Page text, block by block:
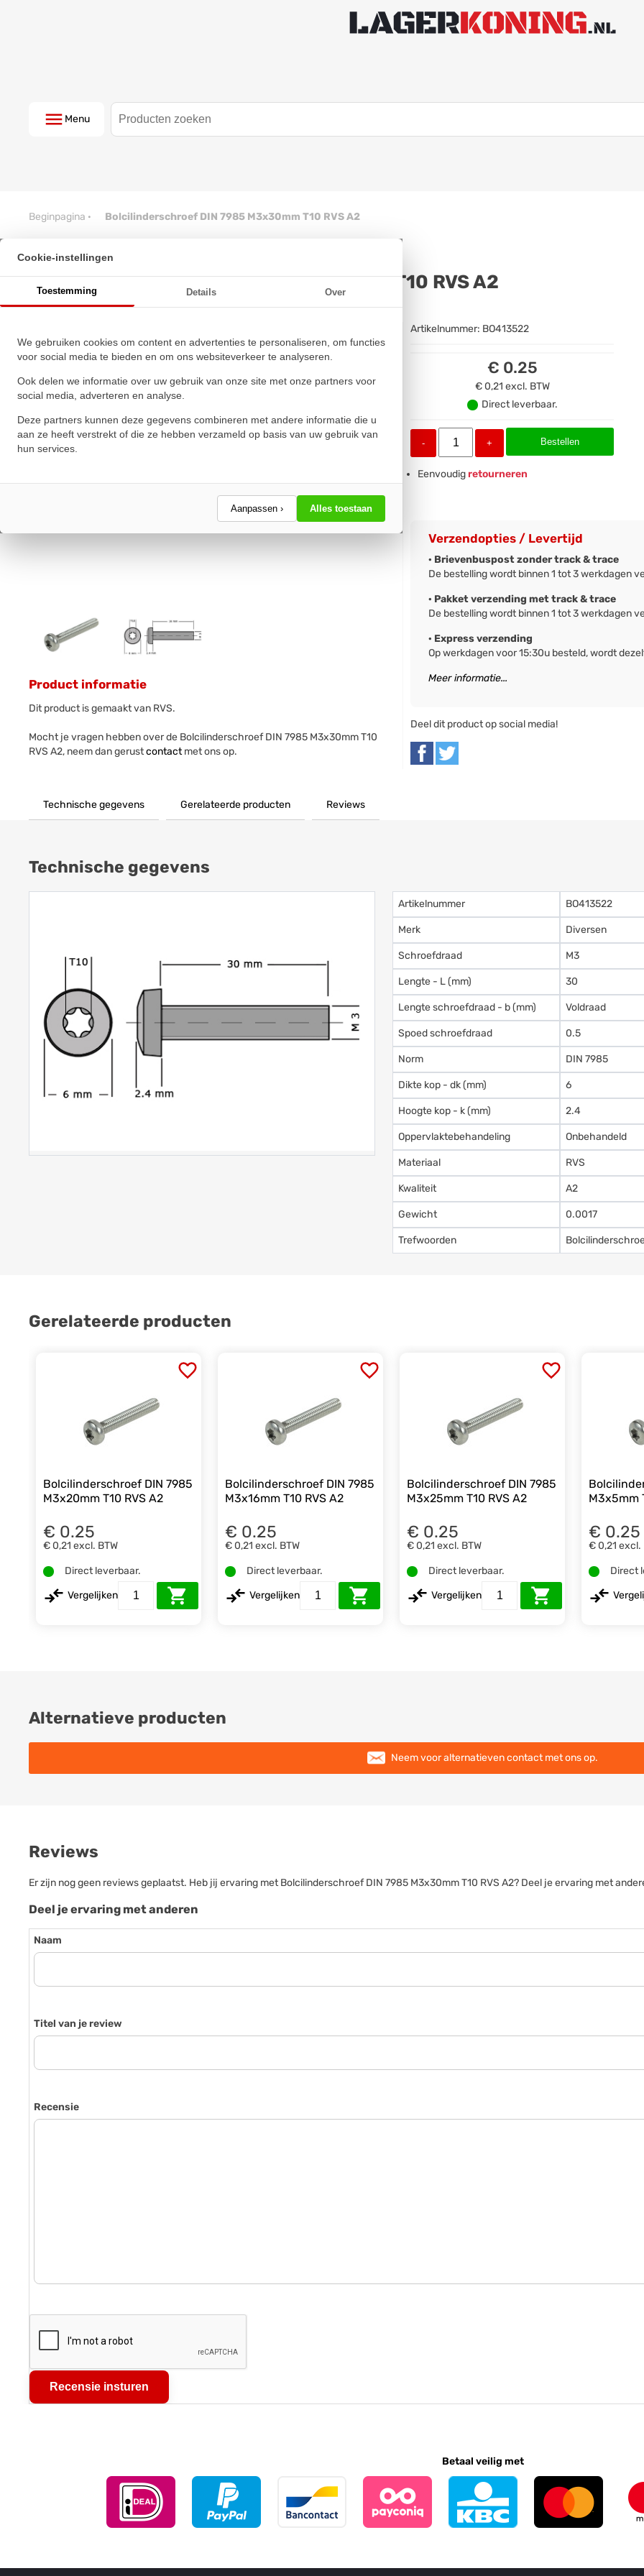
Menu
Beginpagina · Bolcilinderschroef DIN 7985 M3x30mm T10 RVS A2
Cookie-instellingen
Toestemming Details Over
We gebruiken cookies om content en advertenties te personaliseren, om functies
voor social media te bieden en om ons websiteverkeer te analyseren.
Ook delen we informatie over uw gebruik van onze site met onze partners voor
social media, adverteren en analyse.
Deze partners kunnen deze gegevens combineren met andere informatie die u
aan ze heeft verstrekt of die ze hebben verzameld op basis van uw gebruik van
hun services.
Aanpassen › Alles toestaan
Bolcilinderschroef DIN 7985 M3x30mm T10 RVS A2
★★★★★
★★★★★
Product informatie
Dit product is gemaakt van RVS.
Mocht je vragen hebben over de Bolcilinderschroef DIN 7985 M3x30mm T10
RVS A2, neem dan gerustcontactmet ons op.
Artikelnummer: BO413522
€ 0.25
€ 0,21 excl. BTW
Direct leverbaar.
- + Bestellen
Eenvoudigretourneren
Verzendopties / Levertijd
· Brievenbuspost zonder track & trace
De bestelling wordt binnen 1 tot 3 werkdagen
· Pakket verzending met track & trace
De bestelling wordt binnen 1 tot 3 werkdagen
· Express verzending
Op werkdagen voor 15:30u besteld, wordt
Meer informatie...
Deel dit product op social media!
Technische gegevens Gerelateerde producten Reviews
Technische gegevens
Artikelnummer BO413522
Merk Diversen
Schroefdraad M3
Lengte - L (mm) 30
Lengte schroefdraad - b (mm) Voldraad
Spoed schroefdraad 0.5
Norm DIN 7985
Dikte kop - dk (mm) 6
Hoogte kop - k (mm) 2.4
Oppervlaktebehandeling Onbehandeld
Materiaal RVS
Kwaliteit A2
Gewicht 0.0017
Trefwoorden
Gerelateerde producten
Bolcilinderschroef DIN 7985
M3x20mm T10 RVS A2
€ 0.25
€ 0,21 excl. BTW
Direct leverbaar.
Vergelijken
Bolcilinderschroef DIN 7985
M3x16mm T10 RVS A2
€ 0.25
€ 0,21 excl. BTW
Direct leverbaar.
Vergelijken
Bolcilinderschroef DIN 7985
M3x25mm T10 RVS A2
€ 0.25
€ 0,21 excl. BTW
Direct leverbaar.
Vergelijken
M3x5mm
€ 0.25
€ 0,21 excl.
Direct
Alternatieve producten
Neem voor alternatieven contact met ons op.
Reviews
Er zijn nog geen reviews geplaatst. Heb jij ervaring met Bolcilinderschroef DIN 7985 M3x30mm T10 RVS A2? Deel je ervaring met
Deel je ervaring met anderen
Naam
Titel van je review
Recensie
Recensie insturen
Betaal veilig met